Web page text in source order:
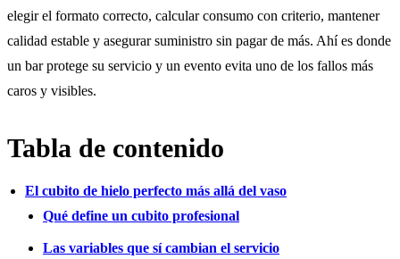
elegir el formato correcto, calcular consumo con criterio, mantener
calidad estable y asegurar suministro sin pagar de más. Ahí es donde
un bar protege su servicio y un evento evita uno de los fallos más
caros y visibles.
Tabla de contenido
El cubito de hielo perfecto más allá del vaso
Qué define un cubito profesional
Las variables que sí cambian el servicio